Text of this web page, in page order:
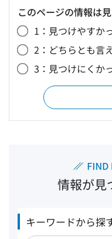
このページの情報は
1：見つけやすか
2：どちらとも言
3：見つけにくか
情報が見
キーワードから探